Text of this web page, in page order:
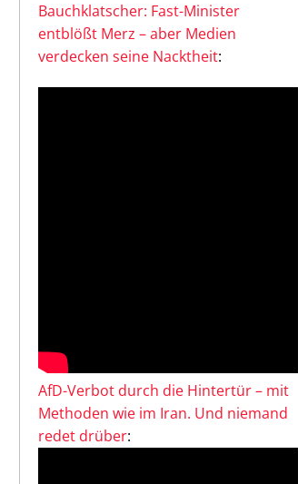
Bauchklatscher: Fast-Minister
entblößt Merz – aber Medien
verdecken seine Nacktheit:
AfD-Verbot durch die Hintertür – mit
Methoden wie im Iran. Und niemand
redet drüber: